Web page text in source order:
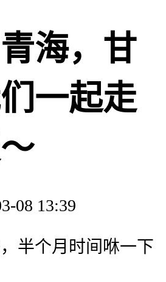
海，甘
一起走
08 13:39
半个月时间咻一下